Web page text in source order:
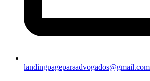
landingpageparaadvogados@gmail.com